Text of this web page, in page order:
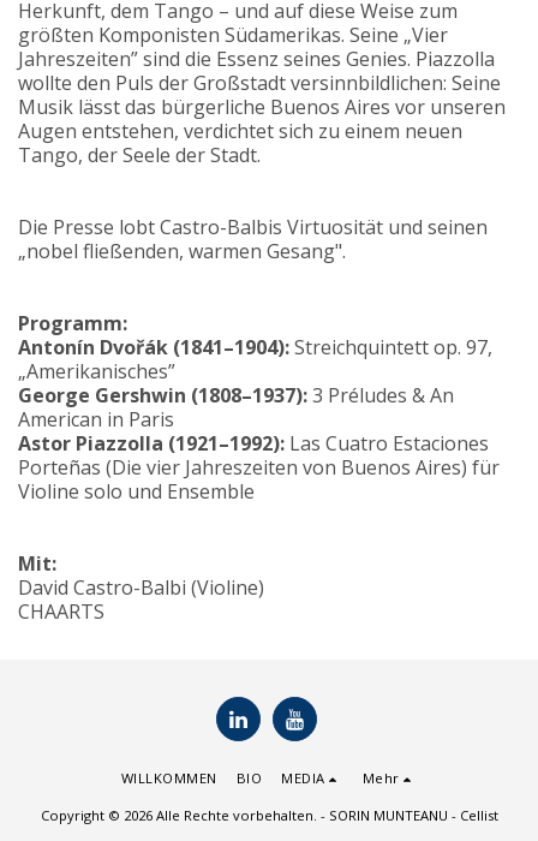
Herkunft, dem Tango – und auf diese Weise zum
größten Komponisten Südamerikas. Seine „Vier
Jahreszeiten” sind die Essenz seines Genies. Piazzolla
wollte den Puls der Großstadt versinnbildlichen: Seine
Musik lässt das bürgerliche Buenos Aires vor unseren
Augen entstehen, verdichtet sich zu einem neuen
Tango, der Seele der Stadt.
Die Presse lobt Castro-Balbis Virtuosität und seinen
„nobel fließenden, warmen Gesang".
Programm:
Antonín Dvořák (1841–1904):Streichquintett op. 97,
„Amerikanisches”
George Gershwin (1808–1937):3 Préludes & An
American in Paris
Astor Piazzolla (1921–1992): Las Cuatro Estaciones
Porteñas (Die vier Jahreszeiten von Buenos Aires) für
Violine solo und Ensemble
Mit:
David Castro-Balbi (Violine)
CHAARTS
WILLKOMMEN BIO MEDIA Mehr
Copyright © 2026 Alle Rechte vorbehalten. - SORIN MUNTEANU - Cellist